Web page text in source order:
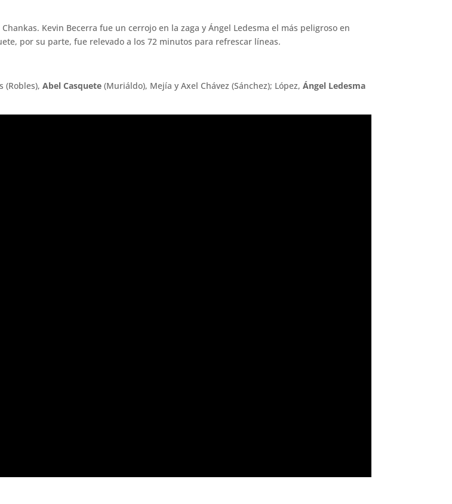
Kevin Becerra fue un cerrojo en la zaga y Ángel Ledesma el más peligroso en
por su parte, fue relevado a los 72 minutos para refrescar líneas.
(Robles),Abel Casquete (Muriáldo), Mejía y Axel Chávez (Sánchez); López,Ángel Ledesma